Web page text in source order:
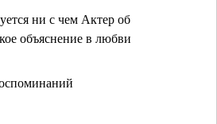
ни с чем Актер об
объяснение в любви